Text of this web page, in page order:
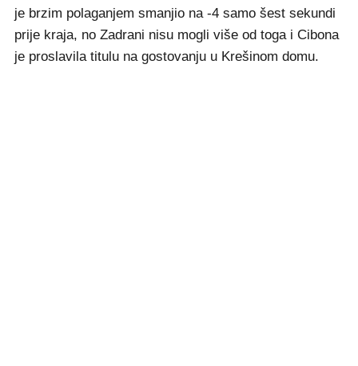
je brzim polaganjem smanjio na -4 samo šest sekundi
prije kraja, no Zadrani nisu mogli više od toga i Cibona
je proslavila titulu na gostovanju u Krešinom domu.